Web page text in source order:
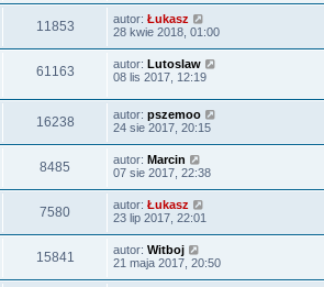
11853 autor: Łukasz
28 kwie 2018, 01:00
61163 autor: Lutoslaw
08 lis 2017, 12:19
16238 autor: pszemoo
24 sie 2017, 20:15
8485 autor: Marcin
07 sie 2017, 22:38
7580 autor: Łukasz
23 lip 2017, 22:01
15841 autor: Witboj
21 maja 2017, 20:50